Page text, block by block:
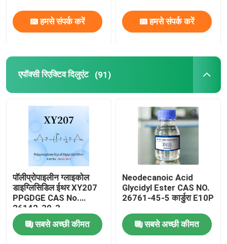
हमसे संपर्क करें हमसे संपर्क करें
एपॉक्सी रिएक्टिव दिलुएंट (91)
पॉलीप्रोपाइलीन ग्लाइकोल
डाइग्लिसिडिल ईथर XY207
PPGDGE CAS No.
26142-30-3
सबसे अच्छी कीमत
Neodecanoic Acid
Glycidyl Ester CAS NO.
26761-45-5 कार्डुरा E10P
सबसे अच्छी कीमत